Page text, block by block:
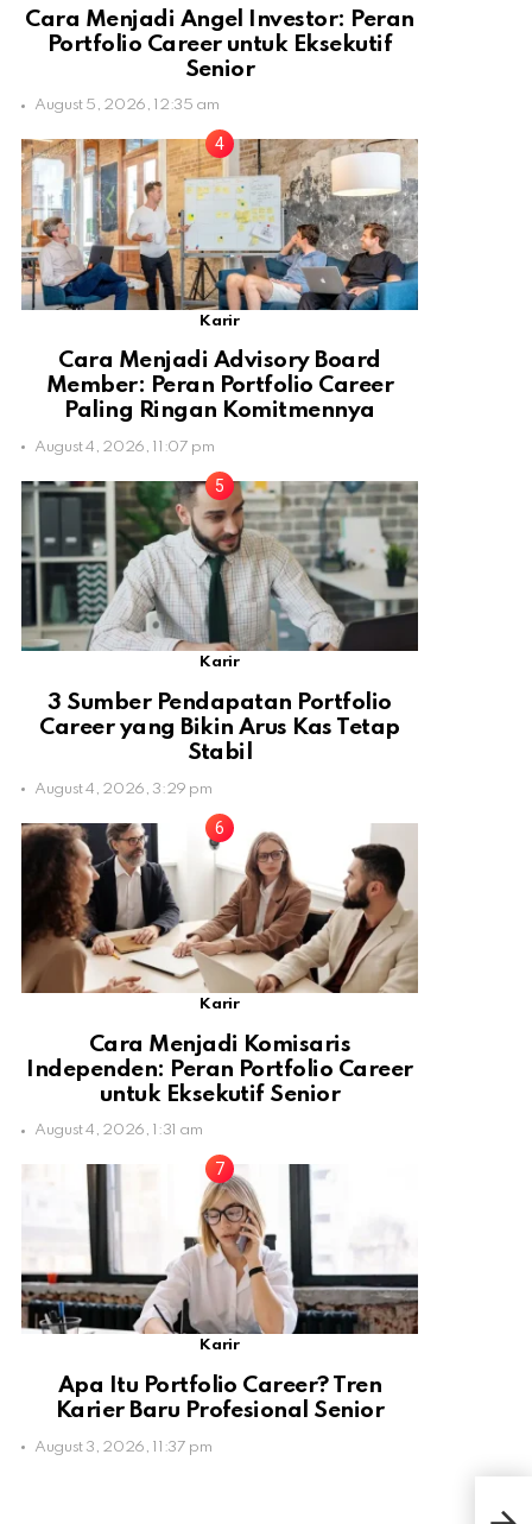
Cara Menjadi Angel Investor: Peran
Portfolio Career untuk Eksekutif
Senior
August 5, 2026, 12:35 am
Karir
Cara Menjadi Advisory Board
Member: Peran Portfolio Career
Paling Ringan Komitmennya
August 4, 2026, 11:07 pm
Karir
3 Sumber Pendapatan Portfolio
Career yang Bikin Arus Kas Tetap
Stabil
August 4, 2026, 3:29 pm
Karir
Cara Menjadi Komisaris
Independen: Peran Portfolio Career
untuk Eksekutif Senior
August 4, 2026, 1:31 am
Karir
Apa Itu Portfolio Career? Tren
Karier Baru Profesional Senior
August 3, 2026, 11:37 pm